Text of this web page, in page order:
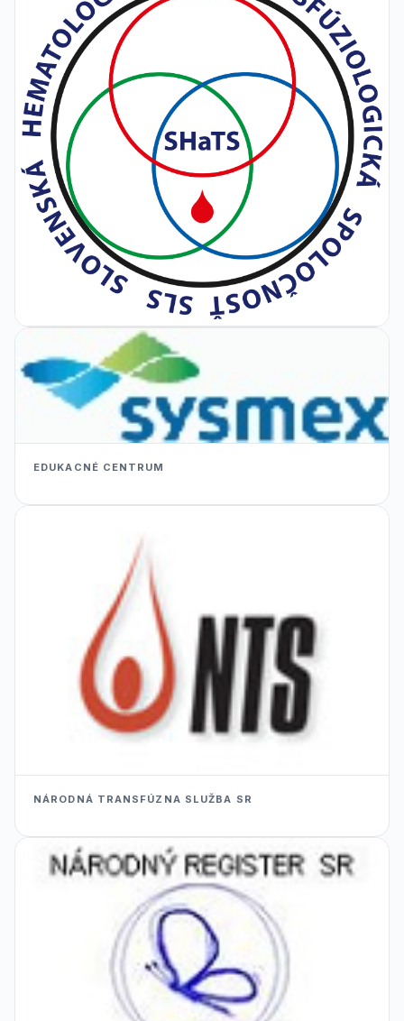
EDUKACNÉ CENTRUM
NÁRODNÁ TRANSFÚZNA SLUŽBA SR